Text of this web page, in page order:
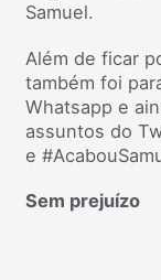
Samuel.
Além de ficar
também foi
Whatsapp e
assuntos do
e
Sem prejuízo